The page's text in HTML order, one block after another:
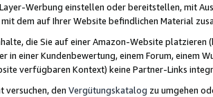
Werbung einstellen oder bereitstellen, mit
dem auf Ihrer Website befindlichen Material
die Sie auf einer Amazon-Website
in einer Kundenbewertung, einem Forum, einem
verfügbaren Kontext) keine Partner-Links
versuchen, den Vergütungskatalog zu umgehen